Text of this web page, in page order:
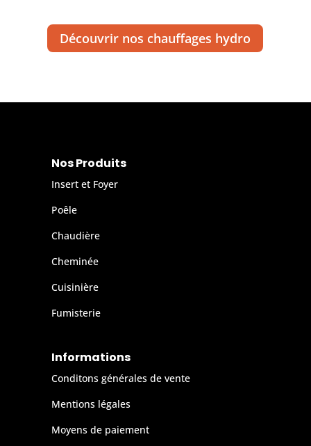
Découvrir nos chauffages hydro
Nos Produits
Insert et Foyer
Poêle
Chaudière
Cheminée
Cuisinière
Fumisterie
Informations
Conditons générales de vente
Mentions légales
Moyens de paiement